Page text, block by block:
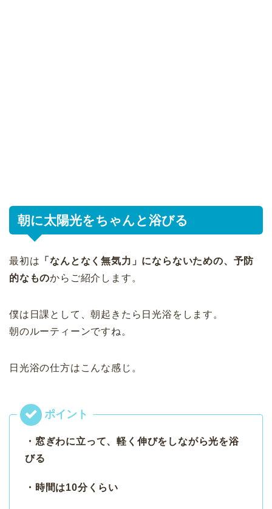
朝に太陽光をちゃんと浴びる
最初は 「なんとなく無気力」にならないための、予防
的なものからご紹介します。
僕は日課として、朝起きたら日光浴をします。
朝のルーティーンですね。
日光浴の仕方はこんな感じ。
・窓ぎわに立って、軽く伸びをしながら光を浴
びる
・時間は10分くらい